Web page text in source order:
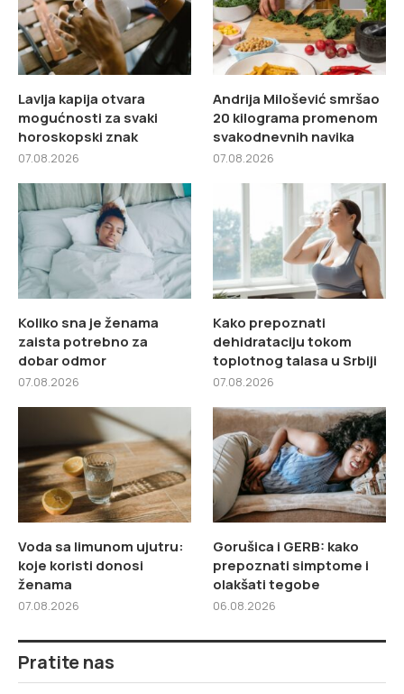
Lavlja kapija otvara
mogućnosti za svaki
horoskopski znak
07.08.2026
Andrija Milošević smršao
20 kilograma promenom
svakodnevnih navika
07.08.2026
Koliko sna je ženama
zaista potrebno za
dobar odmor
07.08.2026
Kako prepoznati
dehidrataciju tokom
toplotnog talasa u Srbiji
07.08.2026
Voda sa limunom ujutru:
koje koristi donosi
ženama
07.08.2026
Gorušica i GERB: kako
prepoznati simptome i
olakšati tegobe
06.08.2026
Pratite nas